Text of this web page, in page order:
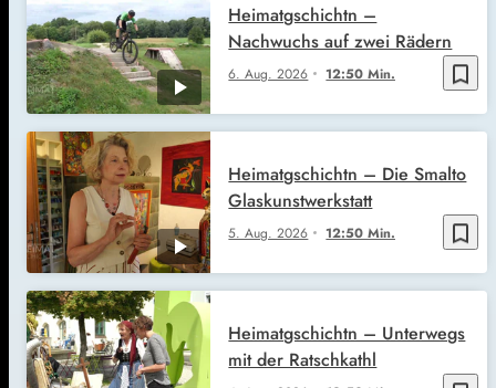
bookmark_border
6. Aug. 2026 12:50 Min.
Heimatgschichtn –
Nachwuchs auf zwei Rädern
bookmark_border
5. Aug. 2026 12:50 Min.
Heimatgschichtn – Die Smalto
Glaskunstwerkstatt
Heimatgschichtn – Unterwegs
mit der Ratschkathl